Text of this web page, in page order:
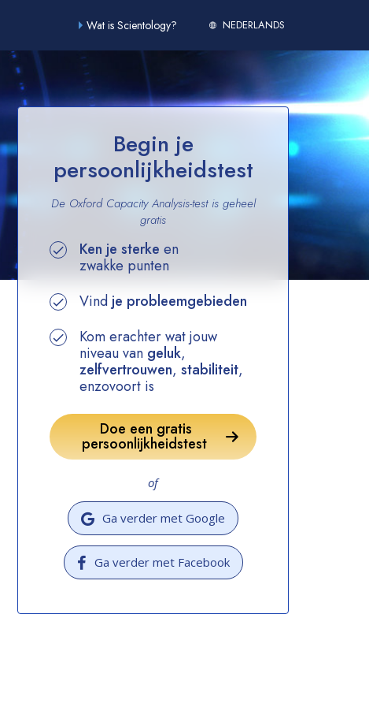
Wat is Scientology? NEDERLANDS
Begin je
persoonlijkheidstest
De Oxford Capacity Analysis-test is geheel
gratis
Ken je sterke en
zwakke punten
Vindje probleemgebieden
Kom erachter wat jouw
niveau van geluk,
zelfvertrouwen, stabiliteit,
enzovoort is
Doe een gratis
persoonlijkheidstest
of
Ga verder met Google
Ga verder met Facebook